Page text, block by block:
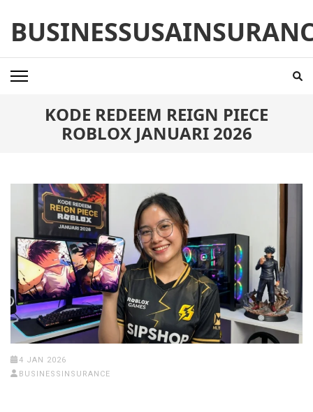
content
(Press
Enter)
KODE REDEEM REIGN PIECE
ROBLOX JANUARI 2026
4 JAN 2026
BUSINESSINSURANCE